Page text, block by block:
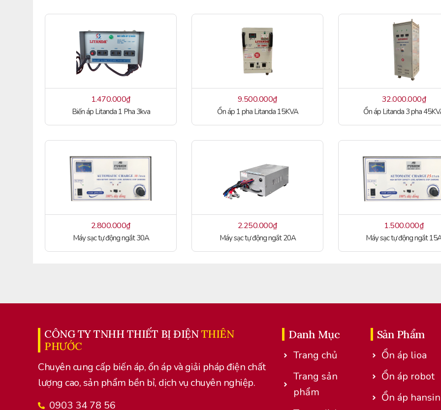
1.470.000₫
Biến áp Litanda 1 Pha 3kva
9.500.000₫
Ổn áp 1 pha Litanda 15KVA
32.000.000₫
Ổn áp Litanda 3 pha
2.800.000₫
Máy sạc tự động ngắt 30A
2.250.000₫
Máy sạc tự động ngắt 20A
1.500.000₫
Máy sạc tự động ngắt
CÔNG TY TNHH THIẾT BỊ ĐIỆNTHIÊN
PHƯỚC
Chuyên cung cấp biến áp, ổn áp và giải pháp điện chất
lượng cao, sản phẩm bền bỉ, dịch vụ chuyên nghiệp.
0903 34 78 56
Danh Mục
Trang chủ
Trang sản
phẩm
Sản Phẩm
Ổn áp lioa
Ổn áp robot
Ổn áp hansin